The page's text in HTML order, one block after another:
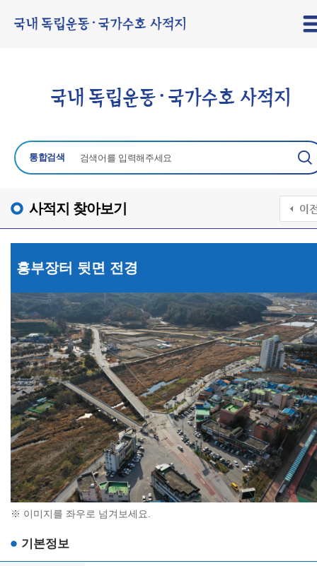
통합검색
사적지 찾아보기
흥부장터 뒷면 전경
※ 이미지를 좌우로 넘겨보세요.
기본정보